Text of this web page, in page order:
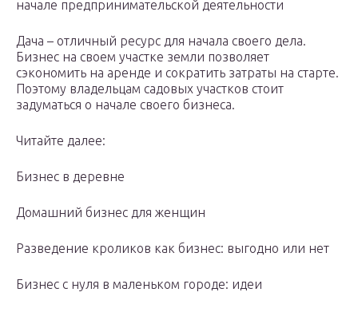
начале предпринимательской деятельности
Дача – отличный ресурс для начала своего дела.
Бизнес на своем участке земли позволяет
сэкономить на аренде и сократить затраты на старте.
Поэтому владельцам садовых участков стоит
задуматься о начале своего бизнеса.
Читайте далее:
Бизнес в деревне
Домашний бизнес для женщин
Разведение кроликов как бизнес: выгодно или нет
Бизнес с нуля в маленьком городе: идеи